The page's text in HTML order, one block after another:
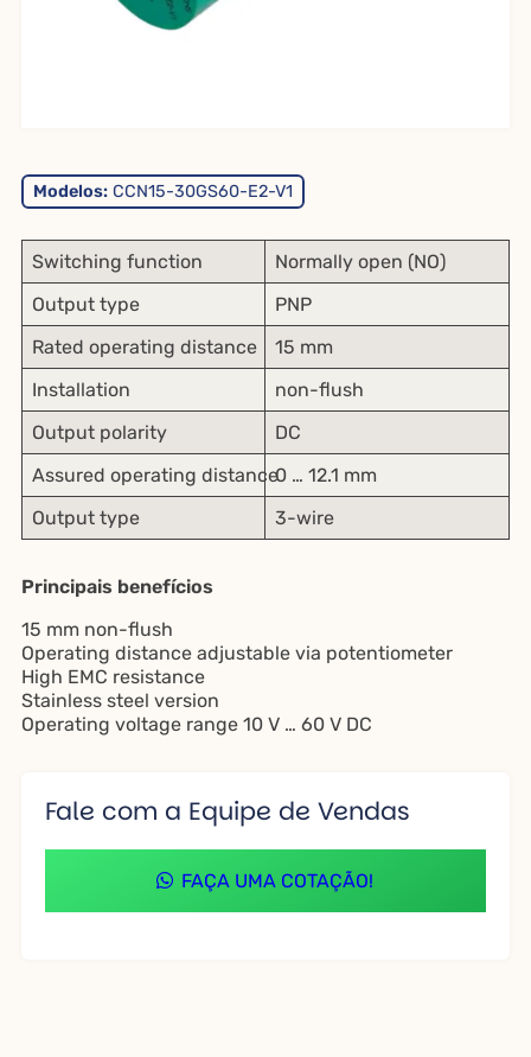
Modelos:CCN15-30GS60-E2-V1
Switching function
Normally open (NO)
Output type
PNP
Rated operating distance
15 mm
Installation
non-flush
Output polarity
DC
Assured operating distance0 … 12.1 mm
Output type
3-wire
Principais benefícios
15 mm non-flush
Operating distance adjustable via potentiometer
High EMC resistance
Stainless steel version
Operating voltage range 10 V … 60 V DC
Fale com a Equipe de Vendas
FAÇA UMA COTAÇÃO!